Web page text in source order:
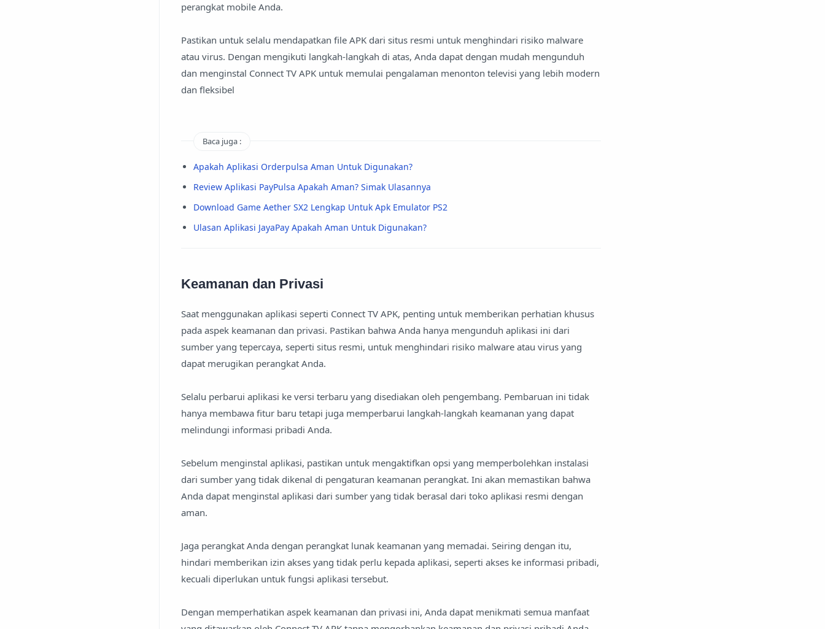
perangkat mobile Anda.
Pastikan untuk selalu mendapatkan file APK dari situs resmi untuk menghindari risiko malware
atau virus. Dengan mengikuti langkah-langkah di atas, Anda dapat dengan mudah mengunduh
dan menginstal Connect TV APK untuk memulai pengalaman menonton televisi yang lebih modern
dan fleksibel
Baca juga :
Apakah Aplikasi Orderpulsa Aman Untuk Digunakan?
Review Aplikasi PayPulsa Apakah Aman? Simak Ulasannya
Download Game Aether SX2 Lengkap Untuk Apk Emulator PS2
Ulasan Aplikasi JayaPay Apakah Aman Untuk Digunakan?
Keamanan dan Privasi
Saat menggunakan aplikasi seperti Connect TV APK, penting untuk memberikan perhatian khusus
pada aspek keamanan dan privasi. Pastikan bahwa Anda hanya mengunduh aplikasi ini dari
sumber yang tepercaya, seperti situs resmi, untuk menghindari risiko malware atau virus yang
dapat merugikan perangkat Anda.
Selalu perbarui aplikasi ke versi terbaru yang disediakan oleh pengembang. Pembaruan ini tidak
hanya membawa fitur baru tetapi juga memperbarui langkah-langkah keamanan yang dapat
melindungi informasi pribadi Anda.
Sebelum menginstal aplikasi, pastikan untuk mengaktifkan opsi yang memperbolehkan instalasi
dari sumber yang tidak dikenal di pengaturan keamanan perangkat. Ini akan memastikan bahwa
Anda dapat menginstal aplikasi dari sumber yang tidak berasal dari toko aplikasi resmi dengan
aman.
Jaga perangkat Anda dengan perangkat lunak keamanan yang memadai. Seiring dengan itu,
hindari memberikan izin akses yang tidak perlu kepada aplikasi, seperti akses ke informasi pribadi,
kecuali diperlukan untuk fungsi aplikasi tersebut.
Dengan memperhatikan aspek keamanan dan privasi ini, Anda dapat menikmati semua manfaat